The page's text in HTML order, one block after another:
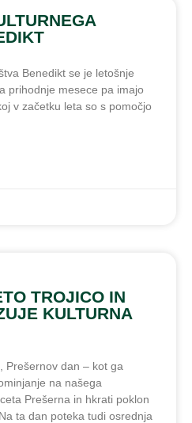
Benedikt se je letošnje
prihodnje mesece pa imajo
v začetku leta so s pomočjo
TROJICO IN
KULTURNA
Prešernov dan – kot ga
na našega
Prešerna in hkrati poklon
ta dan poteka tudi osrednja